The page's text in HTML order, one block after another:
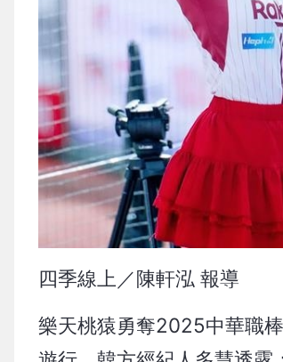
四季線上／陳軒泓 報導
樂天桃猿勇奪2025中華職